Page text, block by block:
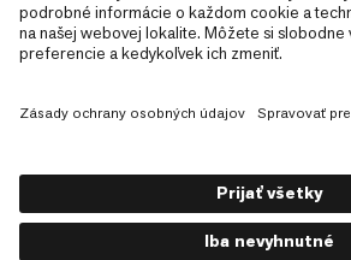
Sitemap
Cookies
Právne informácie
Zásady ochrany osobných údajov